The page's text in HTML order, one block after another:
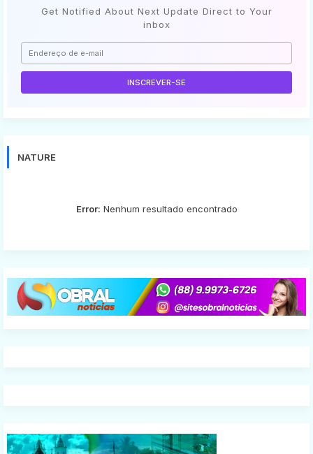
Get Notified About Next Update Direct to Your
inbox
NATURE
Error: Nenhum resultado encontrado